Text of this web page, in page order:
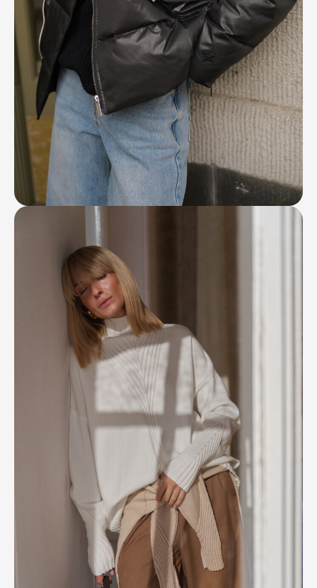
Ваканcии
Заявка на аренду
Рекламные услуги
Контакты
+7 (495) 970-15-55
info@atrium.su